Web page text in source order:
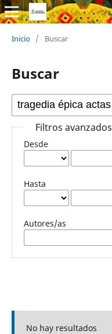
Inicio / Buscar
Buscar
Filtros avanzados
Desde
Hasta
Autores/as
No hay resultados